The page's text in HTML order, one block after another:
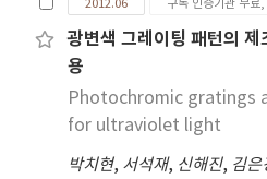
dry weights and leaf
days after transplanting
than those in the W and
significantly higher
The ascorbic acid
과 661nm) LED를 3일간 처
일본 수출 환경과 동 일한
설정하였다. 그 결과, 수송
단계까지는 봄철에 비해 여
상대 생체중과 수분 흡수율
체중, 수분 흡수율, 잎의 엽
았으며, 인공광원 처리 유무
2012.06 구독 인증기관 무료
광변색 그레이팅 패턴의
용
Photochromic gratings
for ultraviolet light
박치현, 서석재, 신해진, 김은